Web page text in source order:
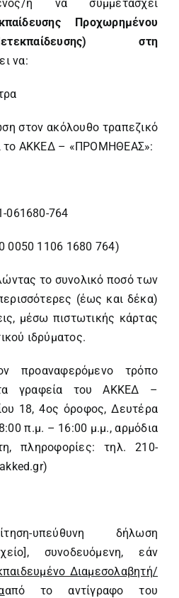
η να συμμετάσχει
Προχωρημένου
στη
να:
στον ακόλουθο τραπεζικό
το ΑΚΚΕΔ – «ΠΡΟΜΗΘΕΑΣ»:
061680-764
0050 1106 1680 764)
το συνολικό ποσό των
(έως και δέκα)
μέσω πιστωτικής κάρτας
ιδρύματος.
προαναφερόμενο τρόπο
γραφεία του ΑΚΚΕΔ –
18, 4ος όροφος, Δευτέρα
π.μ. – 16:00 μ.μ., αρμόδια
πληροφορίες: τηλ. 210-
)
υπεύθυνη δήλωση
], συνοδευόμενη, εάν
Διαμεσολαβητή/
από το αντίγραφο του